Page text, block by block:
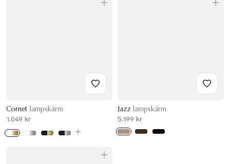
Cornet lampskärm
1.049 kr
Jazz lampskärm
5.199 kr